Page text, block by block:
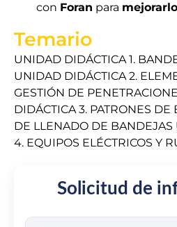
con Foran para
Temario
UNIDAD DIDÁCTICA 1.
UNIDAD DIDÁCTICA 2.
GESTIÓN DE
DIDÁCTICA 3. PATRONES DE
DE LLENADO DE
4. EQUIPOS ELÉCTRICOS Y
Solicitud de